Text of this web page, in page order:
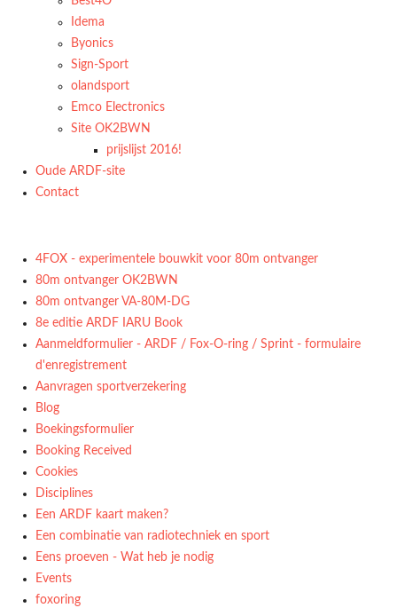
Idema
Byonics
Sign-Sport
olandsport
Emco Electronics
Site OK2BWN
prijslijst 2016!
Oude ARDF-site
Contact
4FOX - experimentele bouwkit voor 80m ontvanger
80m ontvanger OK2BWN
80m ontvanger VA-80M-DG
8e editie ARDF IARU Book
Aanmeldformulier - ARDF / Fox-O-ring / Sprint - formulaire
d'enregistrement
Aanvragen sportverzekering
Blog
Boekingsformulier
Booking Received
Cookies
Disciplines
Een ARDF kaart maken?
Een combinatie van radiotechniek en sport
Eens proeven - Wat heb je nodig
Events
foxoring